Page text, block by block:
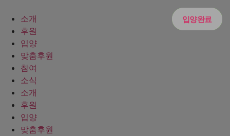
건너뛰기
소개
후원
입양
맞춤후원
참여
소식
소개
후원
입양
맞춤후원
입양가능
입양완료
입양완료